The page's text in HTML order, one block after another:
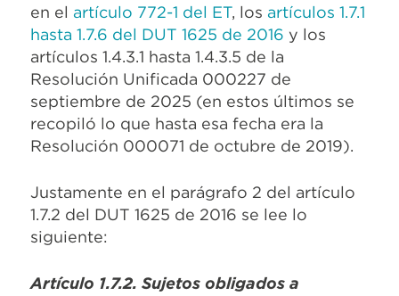
en el artículo 772-1 del ET, los artículos 1.7.1
hasta 1.7.6 del DUT 1625 de 2016 y los
artículos 1.4.3.1 hasta 1.4.3.5 de la
Resolución Unificada 000227 de
septiembre de 2025 (en estos últimos se
recopiló lo que hasta esa fecha era la
Resolución 000071 de octubre de 2019).
Justamente en el parágrafo 2 del artículo
1.7.2 del DUT 1625 de 2016 se lee lo
siguiente:
Artículo 1.7.2. Sujetos obligados a